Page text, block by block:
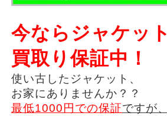
今ならジャケット
買取り保証中！
使い古したジャケット、
お家にありませんか？？
最低1000円での保証ですが、